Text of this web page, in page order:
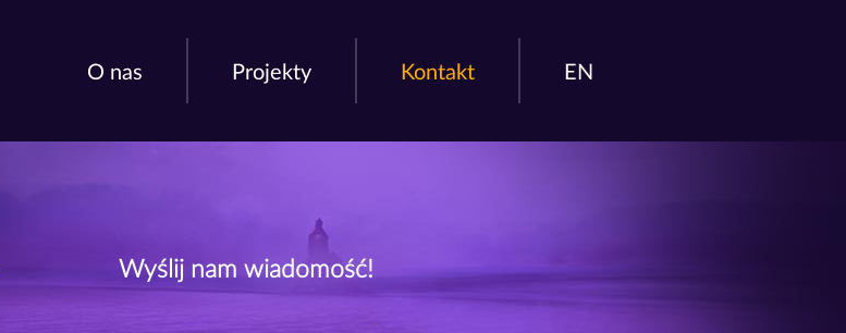
O nas Projekty Kontakt EN
Wyślij nam wiadomość!